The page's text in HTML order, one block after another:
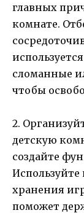
главных
комнате.
сломанные
чтобы
2.
детскую
создайте
хранения
поможет